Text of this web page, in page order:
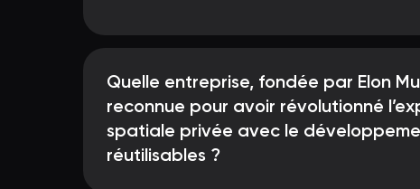
Quelle entreprise, fondée par Elon
reconnue pour avoir révolutionné
spatiale privée avec le
réutilisables ?